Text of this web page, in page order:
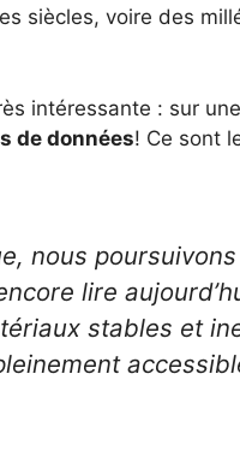
siècles, voire des
intéressante : sur
de données! Ce sont
nous
lire
stables et